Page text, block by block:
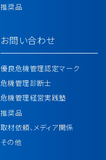
推奨品
お問い合わせ
優良危機管理認定マーク
危機管理診断士
危機管理経営実践塾
推奨品
取材依頼、メディア関係
その他